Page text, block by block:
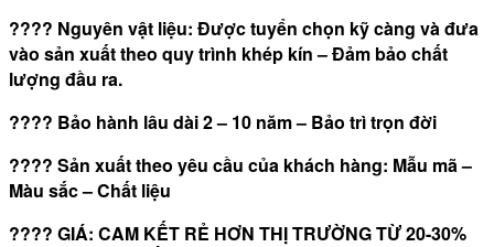
???? Nguyên vật liệu: Được tuyển chọn kỹ càng và đưa
vào sản xuất theo quy trình khép kín – Đảm bảo chất
lượng đầu ra.
???? Bảo hành lâu dài 2 – 10 năm – Bảo trì trọn đời
???? Sản xuất theo yêu cầu của khách hàng: Mẫu mã –
Màu sắc – Chất liệu
???? GIÁ: CAM KẾT RẺ HƠN THỊ TRƯỜNG TỪ20-30%